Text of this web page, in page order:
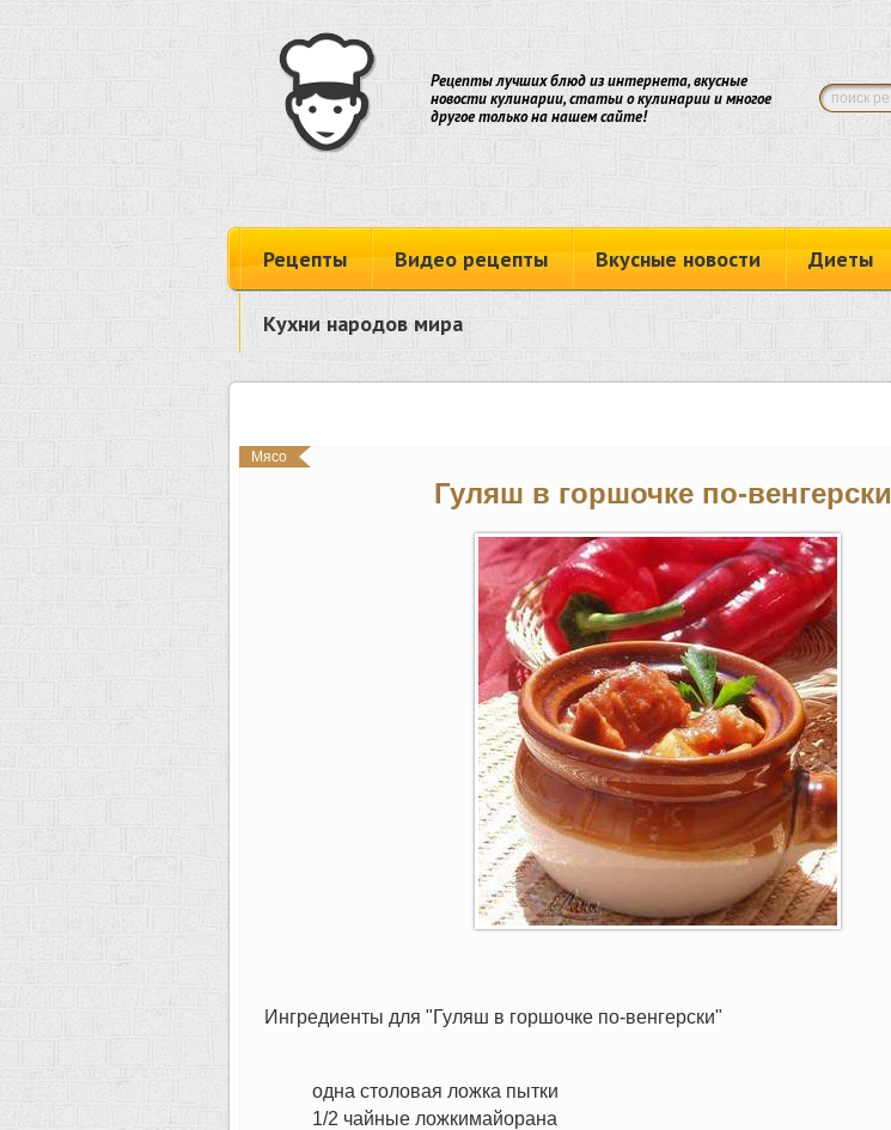
Рецепты лучших блюд из интернета, вкусные
новости кулинарии, статьи о кулинарии и многое
другое только на нашем сайте!
Рецепты Видео рецепты Вкусные новости Диеты
Кухни народов мира
Мясо
Гуляш в горшочке по-венгерски
Ингредиенты для "Гуляш в горшочке по-венгерски"
одна столовая ложка пытки
1/2 чайные ложкимайорана